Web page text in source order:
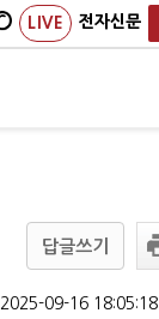
LIVE 전자신문
답글쓰기
2025-09-16 18:05:18